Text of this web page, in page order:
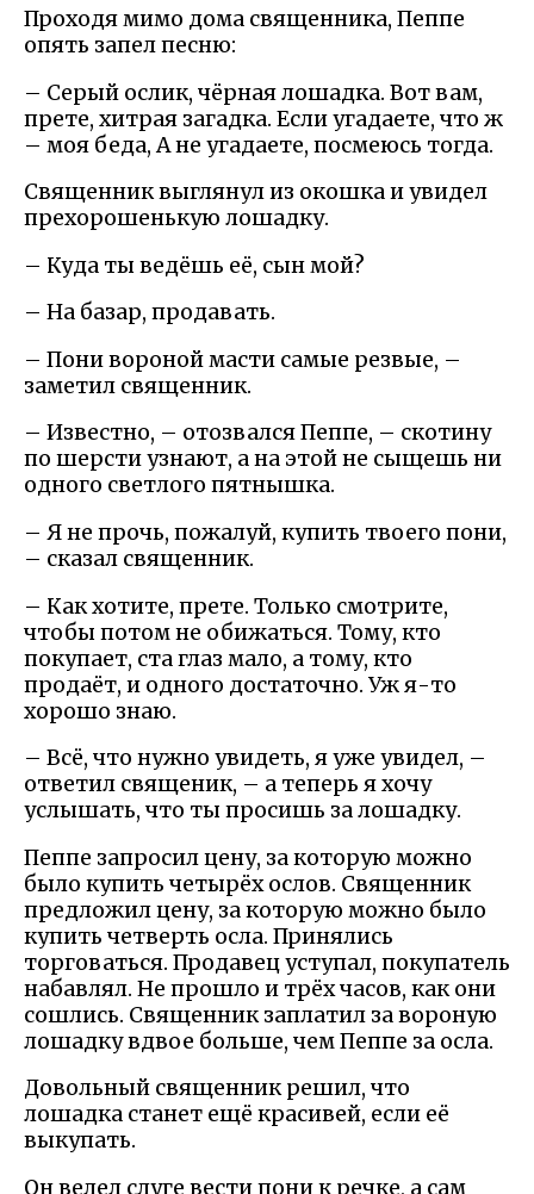
Проходя мимо дома священника, Пеппе
опять запел песню:
– Серый ослик, чёрная лошадка. Вот вам,
прете, хитрая загадка. Если угадаете, что ж
– моя беда, А не угадаете, посмеюсь тогда.
Священник выглянул из окошка и увидел
прехорошенькую лошадку.
– Куда ты ведёшь её, сын мой?
– На базар, продавать.
– Пони вороной масти самые резвые, –
заметил священник.
– Известно, – отозвался Пеппе, – скотину
по шерсти узнают, а на этой не сыщешь ни
одного светлого пятнышка.
– Я не прочь, пожалуй, купить твоего пони,
– сказал священник.
– Как хотите, прете. Только смотрите,
чтобы потом не обижаться. Тому, кто
покупает, ста глаз мало, а тому, кто
продаёт, и одного достаточно. Уж я-то
хорошо знаю.
– Всё, что нужно увидеть, я уже увидел, –
ответил священик, – а теперь я хочу
услышать, что ты просишь за лошадку.
Пеппе запросил цену, за которую можно
было купить четырёх ослов. Священник
предложил цену, за которую можно было
купить четверть осла. Принялись
торговаться. Продавец уступал, покупатель
набавлял. Не прошло и трёх часов, как они
сошлись. Священник заплатил за вороную
лошадку вдвое больше, чем Пеппе за осла.
Довольный священник решил, что
лошадка станет ещё красивей, если её
выкупать.
Он велел слуге вести пони к речке, а сам